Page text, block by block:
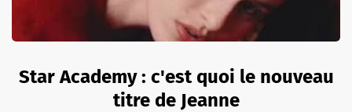
Star Academy : c'est quoi le nouveau
titre de Jeanne